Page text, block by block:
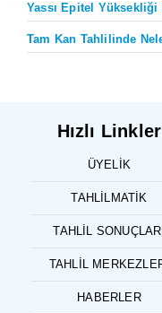
Yassı Epitel
Tam Kan Tahlilinde
Hızlı Linkler
ÜYELIK
TAHLILMATIK
TAHLIL SONUÇLARI
TAHLIL
HABERLER